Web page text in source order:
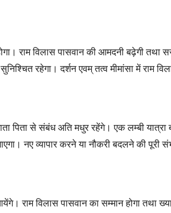
राम विलास पासवान की आमदनी बढ़ेगी तथा
रहेगा। दर्शन एवम् तत्व मीमांसा में राम
पिता से संबंध अति मधुर रहेंगे। एक लम्बी यात्रा
नए व्यापार करने या नौकरी बदलने की पूरी
राम विलास पासवान का सम्मान होगा तथा